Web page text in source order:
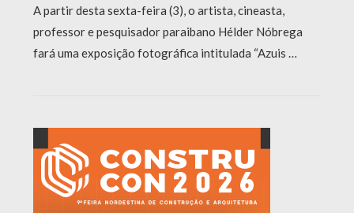
A partir desta sexta-feira (3), o artista, cineasta,
professor e pesquisador paraibano Hélder Nóbrega
fará uma exposição fotográfica intitulada “Azuis …